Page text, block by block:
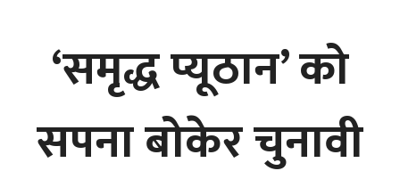
‘समृद्ध प्यूठान’ को
सपना बोकेर चुनावी